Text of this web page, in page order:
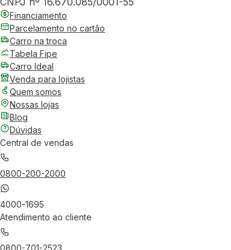
Financiamento
Parcelamento no cartão
Carro na troca
Tabela Fipe
Carro Ideal
Venda para lojistas
Quem somos
Nossas lojas
Blog
Dúvidas
Central de vendas
0800-200-2000
4000-1695
Atendimento ao cliente
0800-701-2523